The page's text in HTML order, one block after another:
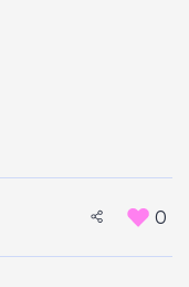
0